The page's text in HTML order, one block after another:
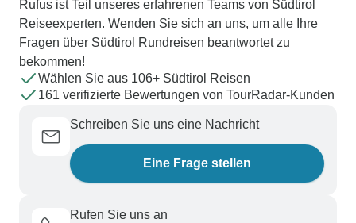
Rufus ist Teil unseres erfahrenen Teams von Südtirol
Reiseexperten. Wenden Sie sich an uns, um alle Ihre
Fragen über Südtirol Rundreisen beantwortet zu
bekommen!
Wählen Sie aus 106+ Südtirol Reisen
161 verifizierte Bewertungen von TourRadar-Kunden
Schreiben Sie uns eine Nachricht
Eine Frage stellen
Rufen Sie uns an